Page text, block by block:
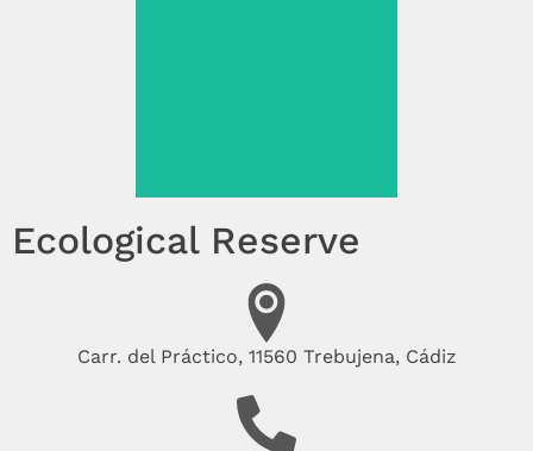
Ecological Reserve
Carr. del Práctico, 11560 Trebujena, Cádiz